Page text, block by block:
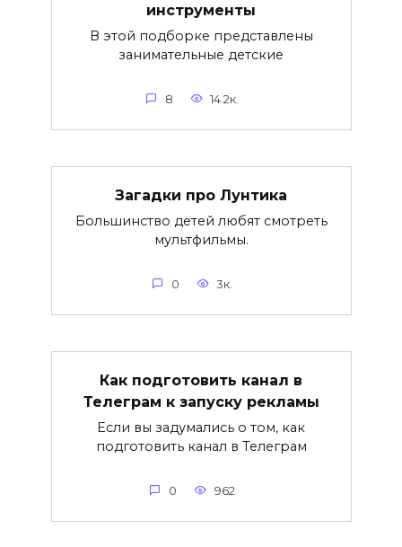
инструменты
В этой подборке представлены
занимательные детские
8 14.2к.
Загадки про Лунтика
Большинство детей любят смотреть
мультфильмы.
0 3к.
Как подготовить канал в
Телеграм к запуску рекламы
Если вы задумались о том, как
подготовить канал в Телеграм
0 962